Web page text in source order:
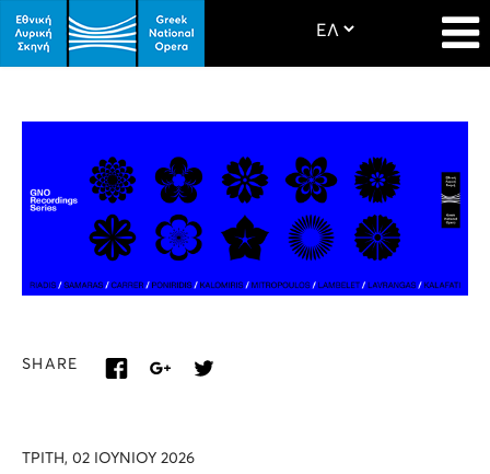
SHARE
ΤΡΙΤΗ, 02 ΙΟΥΝΙΟΥ 2026